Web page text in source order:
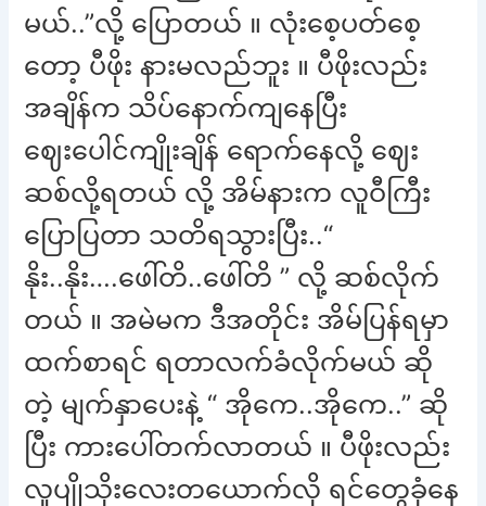
မယ်..”လို့ ပြောတယ် ။ လုံးစေ့ပတ်စေ့
တော့ ပီဖိုး နားမလည်ဘူး ။ ပီဖိုးလည်း
အချိန်က သိပ်နောက်ကျနေပြီး
ဈေးပေါင်ကျိုးချိန် ရောက်နေလို့ ဈေး
ဆစ်လို့ရတယ် လို့ အိမ်နားက လူဝီကြီး
ပြောပြတာ သတိရသွားပြီး..“
နိုး..နိုး….ဖေါ်တိ..ဖေါ်တိ ” လို့ ဆစ်လိုက်
တယ် ။ အမဲမက ဒီအတိုင်း အိမ်ပြန်ရမှာ
ထက်စာရင် ရတာလက်ခံလိုက်မယ် ဆို
တဲ့ မျက်နှာပေးနဲ့ “ အိုကေ..အိုကေ..” ဆို
ပြီး ကားပေါ်တက်လာတယ် ။ ပီဖိုးလည်း
လူပျိုသိုးလေးတယောက်လို ရင်တွေခုံနေ